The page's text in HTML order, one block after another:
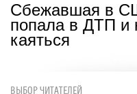
Сбежавшая в
попала в ДТП и
каяться
ВЫБОР ЧИТАТЕЛЕЙ